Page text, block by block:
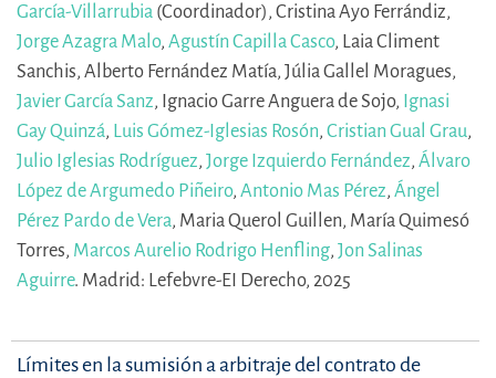
García-Villarrubia (Coordinador), Cristina Ayo Ferrándiz,
Jorge Azagra Malo, Agustín Capilla Casco, Laia Climent
Sanchis, Alberto Fernández Matía, Júlia Gallel Moragues,
Javier García Sanz, Ignacio Garre Anguera de Sojo, Ignasi
Gay Quinzá, Luis Gómez-Iglesias Rosón, Cristian Gual Grau,
Julio Iglesias Rodríguez, Jorge Izquierdo Fernández, Álvaro
López de Argumedo Piñeiro, Antonio Mas Pérez, Ángel
Pérez Pardo de Vera, Maria Querol Guillen, María Quimesó
Torres, Marcos Aurelio Rodrigo Henfling, Jon Salinas
Aguirre. Madrid: Lefebvre-EI Derecho, 2025
Límites en la sumisión a arbitraje del contrato de